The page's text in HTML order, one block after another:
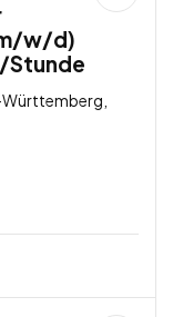
w/d)
Stunde